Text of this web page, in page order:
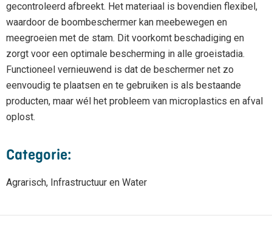
gecontroleerd afbreekt. Het materiaal is bovendien flexibel,
waardoor de boombeschermer kan meebewegen en
meegroeien met de stam. Dit voorkomt beschadiging en
zorgt voor een optimale bescherming in alle groeistadia.
Functioneel vernieuwend is dat de beschermer net zo
eenvoudig te plaatsen en te gebruiken is als bestaande
producten, maar wél het probleem van microplastics en afval
oplost.
Categorie:
Agrarisch, Infrastructuur en Water